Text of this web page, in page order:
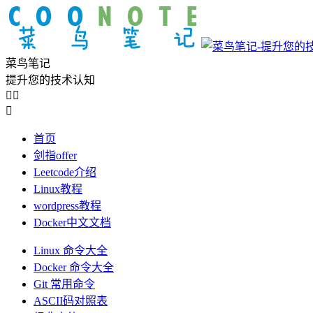
菜鸟笔记
提升您的技术认知
 

首页
剑指offer
Leetcode介绍
Linux教程
wordpress教程
Docker中文文档
Linux 命令大全
Docker 命令大全
Git 常用命令
ASCII码对照表